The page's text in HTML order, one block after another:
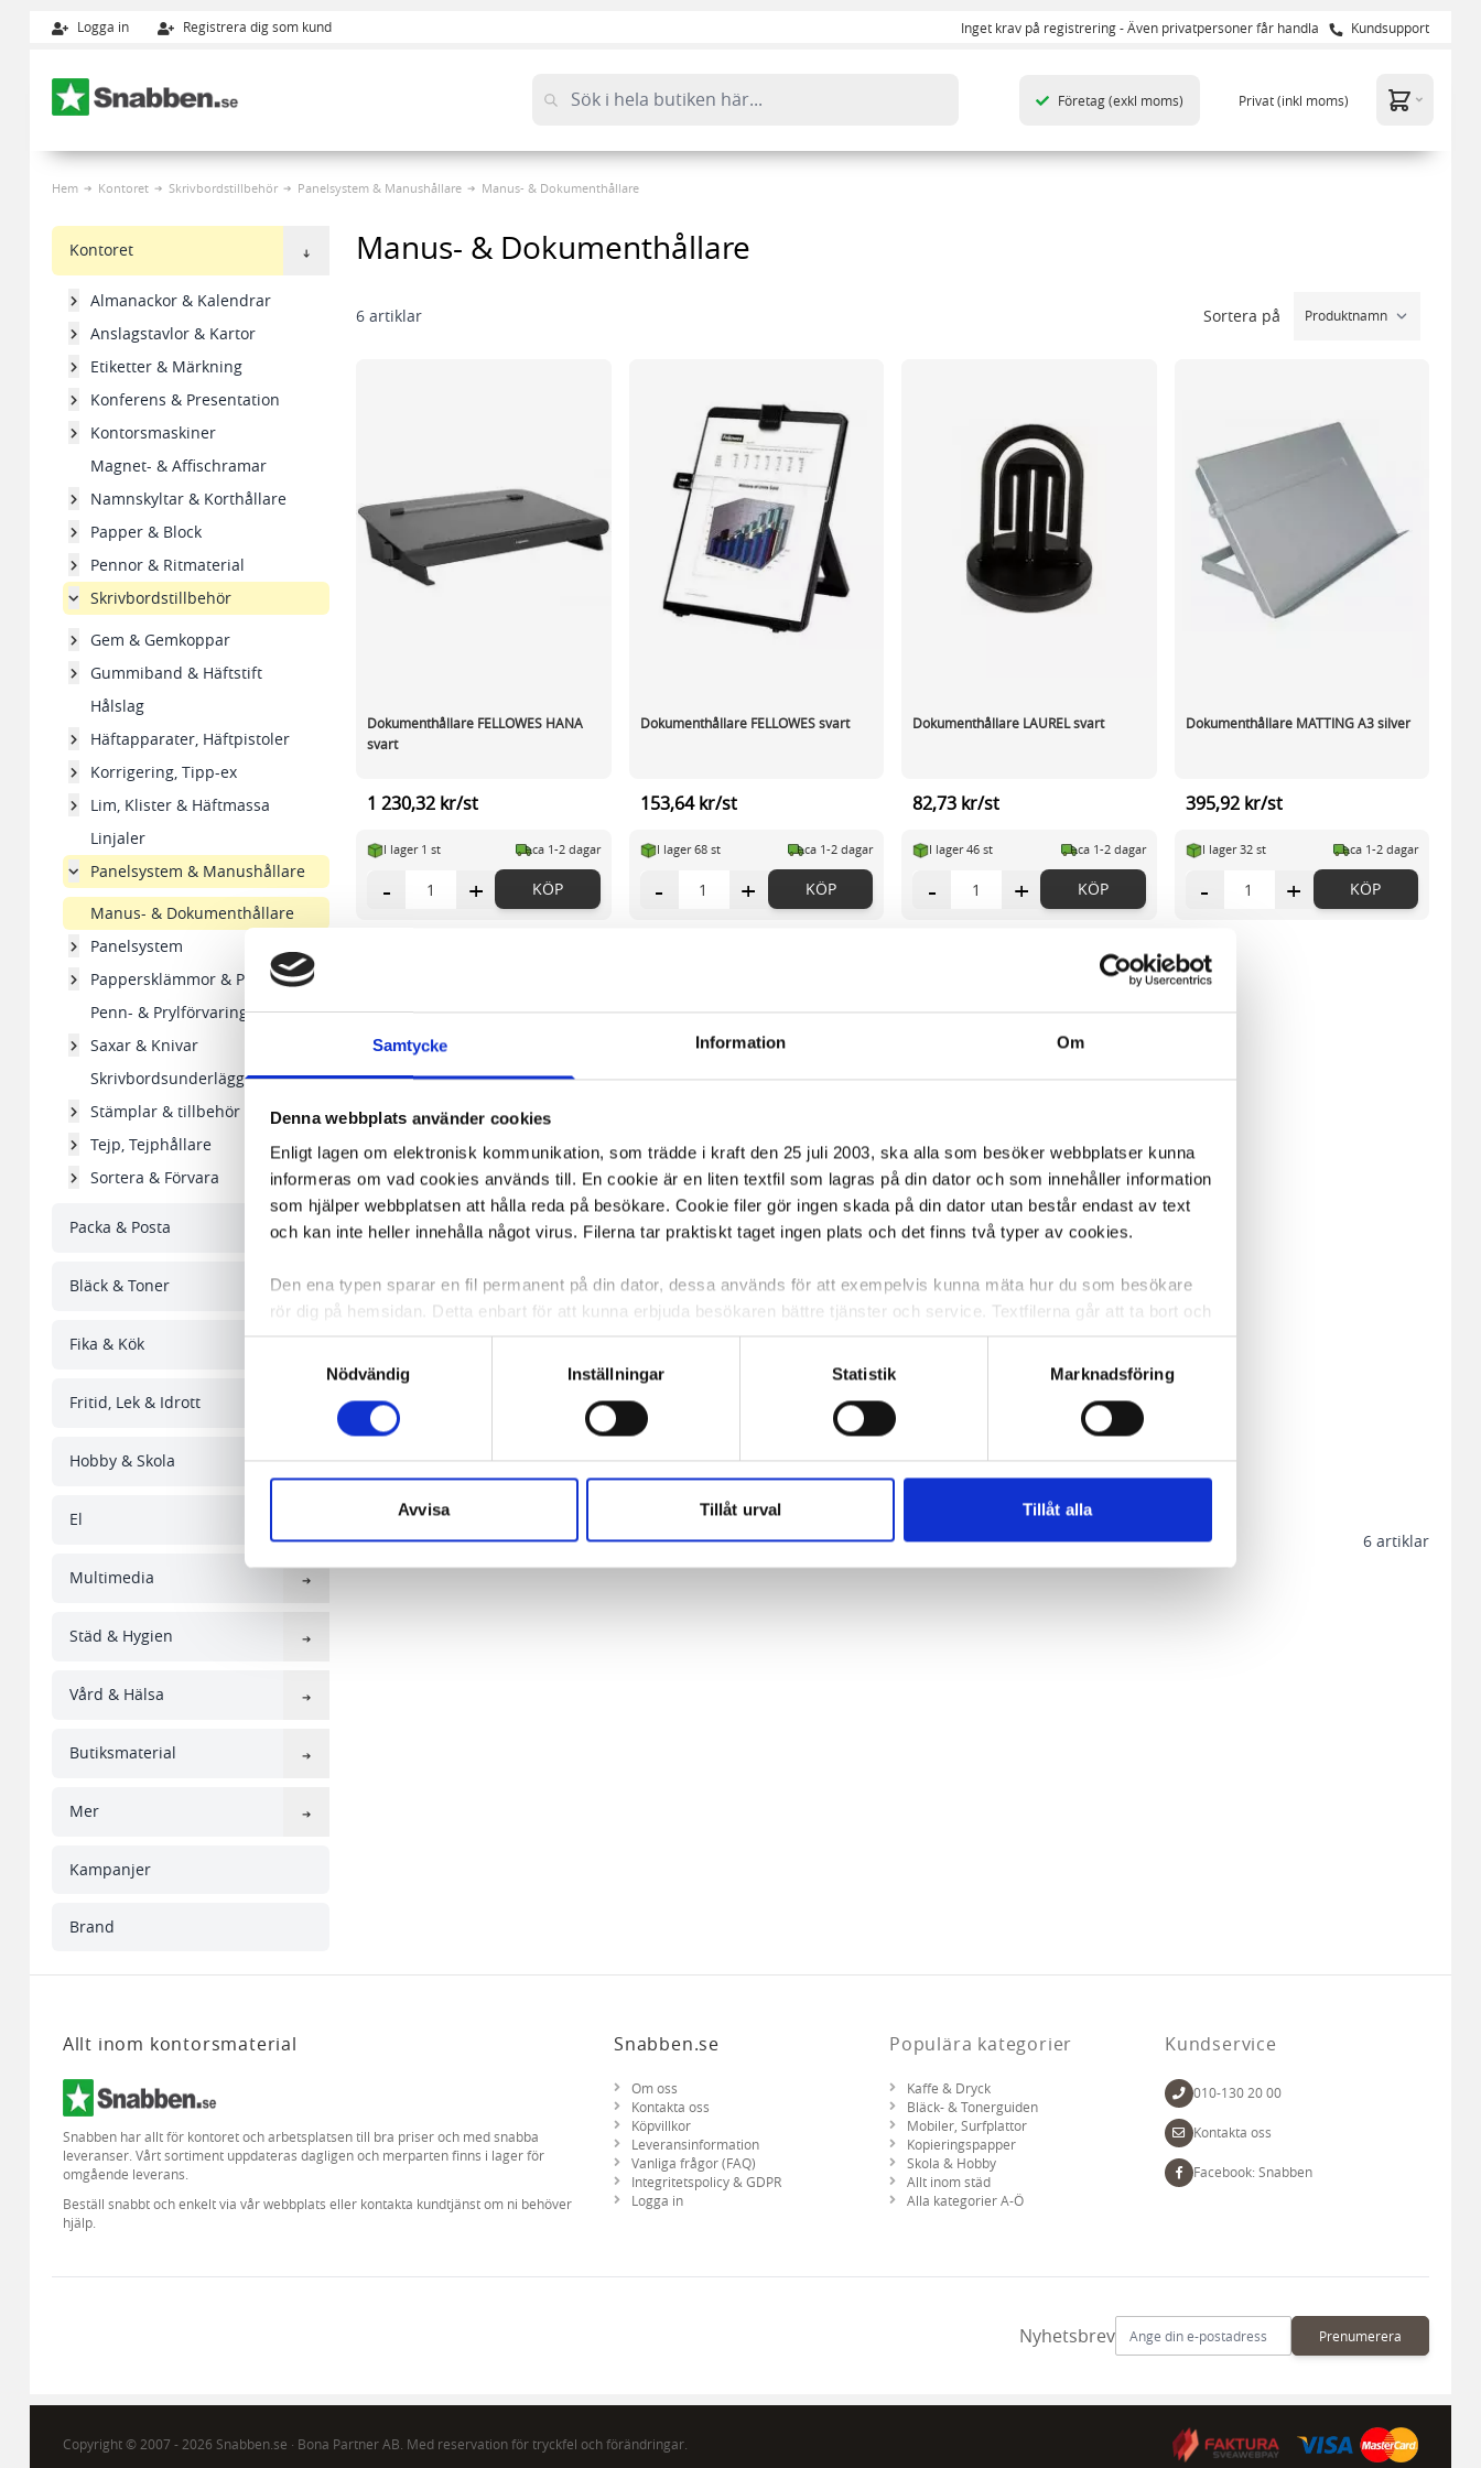
Samtycke Information Om
Denna webbplats använder cookies
Enligt lagen om elektronisk kommunikation, som trädde i kraft den 25 juli 2003, ska alla som besöker webbplatser kunna
informeras om vad cookies används till. En cookie är en liten textfil som lagras på din dator och som innehåller information
som hjälper webbplatsen att hålla reda på besökare. Cookie filer gör ingen skada på din dator utan består endast av text
och kan inte heller innehålla något virus. Filerna tar praktiskt taget ingen plats och det finns två typer av cookies.
Den ena typen sparar en fil permanent på din dator, dessa används för att exempelvis kunna mäta hur du som besökare
rör dig på hemsidan. Detta enbart för att kunna erbjuda besökaren bättre tjänster och service. Textfilerna går att ta bort och
de flesta webbläsare har funktioner för detta. Informationen som sparas på din dator är endast ett unikt nummer utan
någon koppling till personlig information, alltså helt anonymt.
Den andra typen av cookies som vanligtvis används är session cookies. Under tiden du är inne och besöker sidan delar
sociala medier och analysera vår trafik. Vi vidarebefordrar även sådana identifierare och annan information från din enhet
Nödvändig
Inställningar Statistik Marknadsföring
Avvisa Tillåt urval Tillåt alla
Logga in Registrera dig som kund Inget krav på registrering - Även privatpersoner får handla Kundsupport
Företag(exkl moms) Privat(inkl moms)
Hem Kontoret Skrivbordstillbehör Panelsystem & Manushållare Manus- & Dokumenthållare
Kontoret
Almanackor & Kalendrar
Anslagstavlor & Kartor
Etiketter & Märkning
Konferens & Presentation
Kontorsmaskiner
Magnet- & Affischramar
Namnskyltar & Korthållare
Papper & Block
Pennor & Ritmaterial
Skrivbordstillbehör
Gem & Gemkoppar
Gummiband & Häftstift
Hålslag
Häftapparater, Häftpistoler
Korrigering, Tipp-ex
Lim, Klister & Häftmassa
Linjaler
Panelsystem & Manushållare
Manus- & Dokumenthållare
Panelsystem
Pappersklämmor & Påsnitar
Penn- & Prylförvaring
Saxar & Knivar
Skrivbordsunderlägg
Stämplar & tillbehör
Tejp, Tejphållare
Sortera & Förvara
Packa & Posta
Bläck & Toner
Fika & Kök
Fritid, Lek & Idrott
Hobby & Skola
El
Multimedia
Städ & Hygien
Vård & Hälsa
Butiksmaterial
Mer
Kampanjer
Brand
Manus- & Dokumenthållare
6 artiklar Sortera på
Dokumenthållare FELLOWES HANA
svart
1 230,32 kr/st
I lager 1 st ca 1-2 dagar
- + KÖP
Dokumenthållare FELLOWES svart
153,64 kr/st
I lager 68 st ca 1-2 dagar
- + KÖP
Dokumenthållare LAUREL svart
82,73 kr/st
I lager 46 st ca 1-2 dagar
- + KÖP
Dokumenthållare MATTING A3 silver
395,92 kr/st
I lager 32 st ca 1-2 dagar
- + KÖP
Dokumenthållare NEDIS Desk Mount
svart
235,39 kr/st
I lager 9 st ca 1-2 dagar
- + KÖP
Manushållare FELLOWES Memo
Board svart/grå
239,14 kr/st
ca 1-2 dagar
- + KÖP
6 artiklar
Visa per page
Allt inom kontorsmaterial
Snabben har allt för kontoret och arbetsplatsen till bra priser och med snabba
leveranser. Vårt sortiment uppdateras dagligen och merparten finns i lager för
omgående leverans.
Beställ snabbt och enkelt via vår webbplats eller kontakta kundtjänst om ni behöver
hjälp.
Snabben.se
Om oss
Kontakta oss
Köpvillkor
Leveransinformation
Vanliga frågor (FAQ)
Integritetspolicy & GDPR
Logga in
Populära kategorier
Kaffe & Dryck
Bläck- & Tonerguiden
Mobiler, Surfplattor
Kopieringspapper
Skola & Hobby
Allt inom städ
Alla kategorier A-Ö
Kundservice
010-130 20 00
Kontakta oss
Facebook: Snabben
Nyhetsbrev Prenumerera
Copyright © 2007 - 2026 Snabben.se · Bona Partner AB. Med reservation för tryckfel och förändringar.